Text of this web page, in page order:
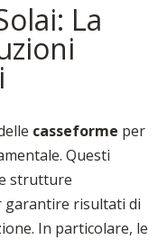
La
casseforme per
Questi
strutture
garantire risultati di
In particolare, le